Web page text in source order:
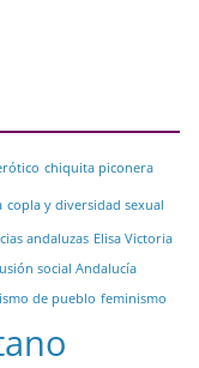
chiquita piconera
copla y diversidad sexual
andaluzas Elisa Victoria
social Andalucía
de pueblo feminismo